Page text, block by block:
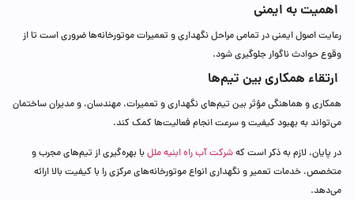
اهمیت به ایمنی
رعایت اصول ایمنی در تمامی مراحل نگهداری و تعمیرات موتورخانه‌ها ضروری است تا از
وقوع حوادث ناگوار جلوگیری شود.
ارتقاء همکاری بین تیم‌ها
همکاری و هماهنگی مؤثر بین تیم‌های نگهداری و تعمیرات، مهندسان، و مدیران ساختمان
می‌تواند به بهبود کیفیت و سرعت انجام فعالیت‌ها کمک کند.
در پایان، لازم به ذکر است کهشرکت آب راه ابنیه مللبا بهره‌گیری از تیم‌های مجرب و
متخصص، خدمات تعمیر و نگهداری انواع موتورخانه‌های مرکزی را با کیفیت بالا ارائه
می‌دهد.